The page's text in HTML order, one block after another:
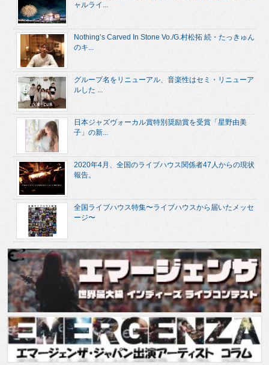
ャルライ...
Nothing’s Carved In Stone Vo./G.村松拓 続・たっきゅん
のキ...
グループ名をリニューアル、音楽性はセミ・リニューア
ルした ...
日本ジャズヴォーカル賞特別奨励賞を受賞「星野由美
子」の新...
2020年4月、全国のライブハウス関係者47人からの現状
報告。
全国ライブハウス特集〜ライブハウスから届いたメッセ
ージ〜